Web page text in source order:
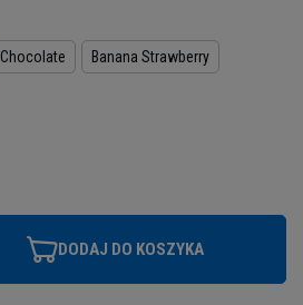
Chocolate Banana Strawberry
DODAJ DO KOSZYKA